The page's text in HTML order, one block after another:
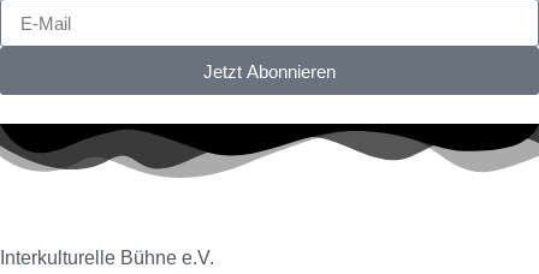
Jetzt Abonnieren
Interkulturelle Bühne e.V.